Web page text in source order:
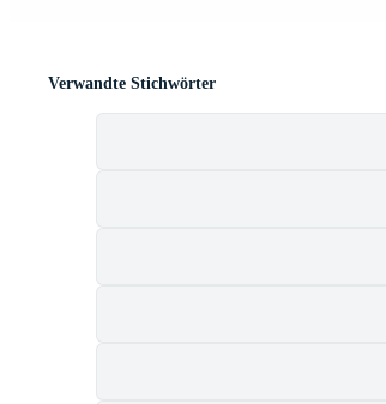
Verwandte Stichwörter